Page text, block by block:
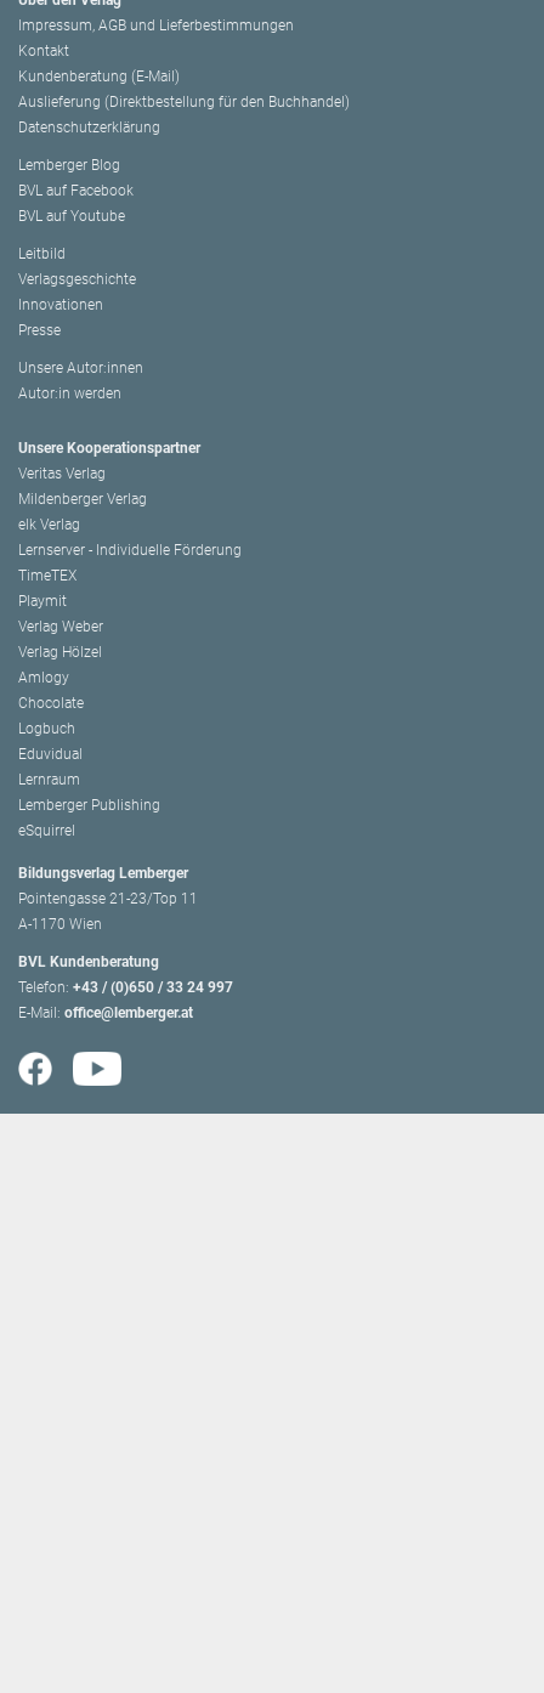
Impressum, AGB und Lieferbestimmungen
Kontakt
Kundenberatung (E-Mail)
Auslieferung (Direktbestellung für den Buchhandel)
Datenschutzerklärung
Lemberger Blog
BVL auf Facebook
BVL auf Youtube
Leitbild
Verlagsgeschichte
Innovationen
Presse
Unsere Autor:innen
Autor:in werden
Unsere Kooperationspartner
Veritas Verlag
Mildenberger Verlag
elk Verlag
Lernserver - Individuelle Förderung
TimeTEX
Playmit
Verlag Weber
Verlag Hölzel
Amlogy
Chocolate
Logbuch
Eduvidual
Lernraum
Lemberger Publishing
eSquirrel
Bildungsverlag Lemberger
Pointengasse 21-23/Top 11
A-1170 Wien
BVL Kundenberatung
Telefon: +43 / (0)650 / 33 24 997
E-Mail: office@lemberger.at